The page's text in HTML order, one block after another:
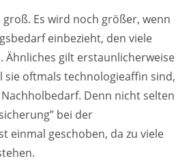
groß. Es wird noch größer, wenn
einbezieht, den viele
Ähnliches gilt erstaunlicherweise
sie oftmals technologieaffin sind,
Denn nicht selten
bei der
einmal geschoben, da zu viele